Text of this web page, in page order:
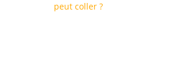
peut coller ?